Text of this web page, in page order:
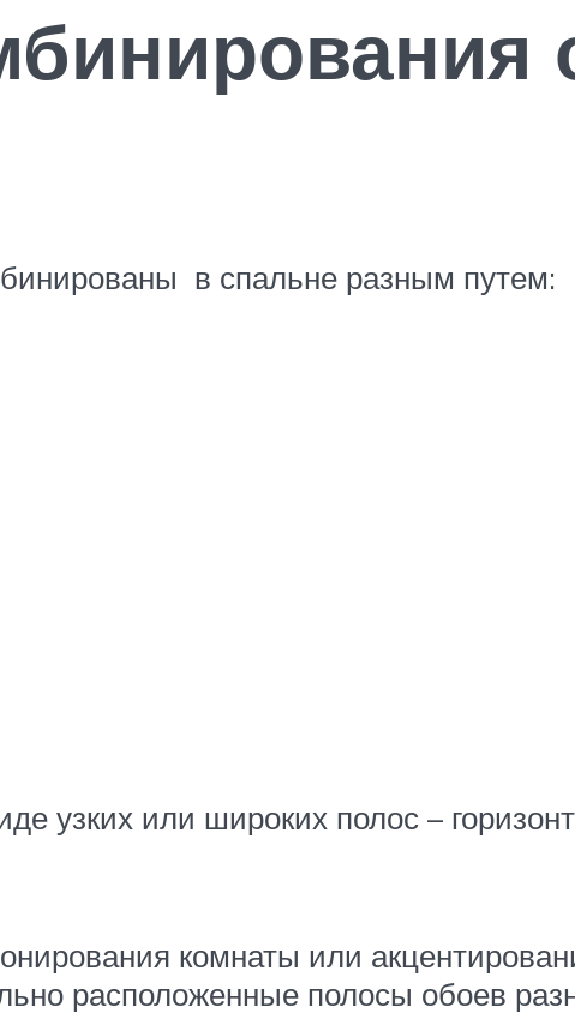
в спальне разным путем:
узких или широких полос –
комнаты или
расположенные полосы обоев